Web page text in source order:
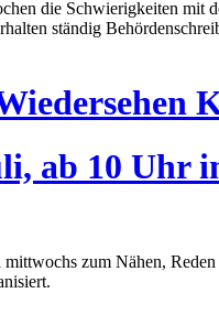
die Schwierigkeiten
ständig
ab 10 Uhr
zum Nähen,